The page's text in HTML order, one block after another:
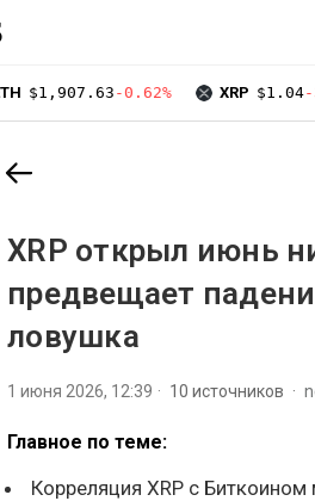
$1,907.63 -0.62% XRP $1.04-
XRP открыл июнь
предвещает
ловушка
1 июня 2026, 12:39 10 источников
Главное по теме:
Корреляция XRP с